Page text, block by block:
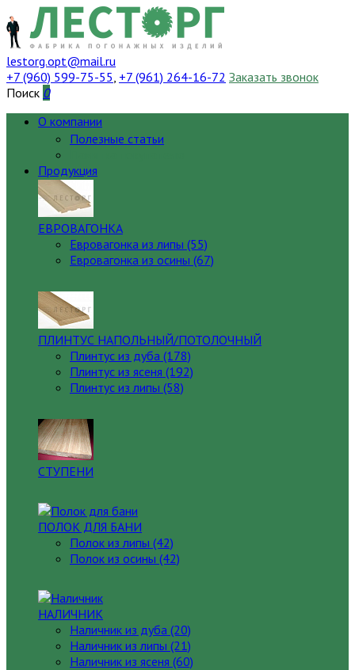
lestorg.opt@mail.ru
+7 (960) 599-75-55, +7 (961) 264-16-72 Заказать звонок
Поиск 0
О компании
Полезные статьи
Продукция
ЕВРОВАГОНКА
Евровагонка из липы (55)
Евровагонка из осины (67)
ПЛИНТУС НАПОЛЬНЫЙ/ПОТОЛОЧНЫЙ
Плинтус из дуба (178)
Плинтус из ясеня (192)
Плинтус из липы (58)
СТУПЕНИ
ПОЛОК ДЛЯ БАНИ
Полок из липы (42)
Полок из осины (42)
НАЛИЧНИК
Наличник из дуба (20)
Наличник из липы (21)
Наличник из ясеня (60)